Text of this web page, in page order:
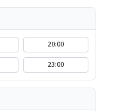
20:00
23:00